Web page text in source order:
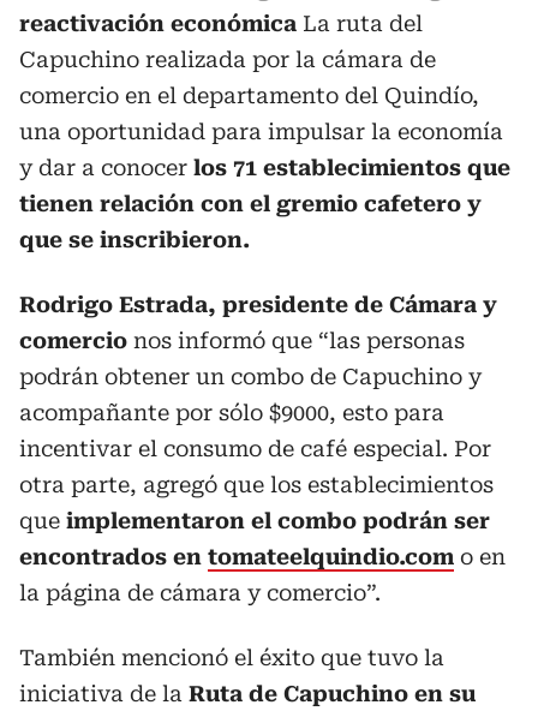
reactivación económica La ruta del
Capuchino realizada por la cámara de
comercio en el departamento del Quindío,
una oportunidad para impulsar la economía
y dar a conocer los 71 establecimientos que
tienen relación con el gremio cafetero y
que se inscribieron.
Rodrigo Estrada, presidente de Cámara y
comercio nos informó que “las personas
podrán obtener un combo de Capuchino y
acompañante por sólo $9000, esto para
incentivar el consumo de café especial. Por
otra parte, agregó que los establecimientos
que implementaron el combo podrán ser
encontrados en tomateelquindio.com o en
la página de cámara y comercio”.
También mencionó el éxito que tuvo la
iniciativa de la Ruta de Capuchino en su